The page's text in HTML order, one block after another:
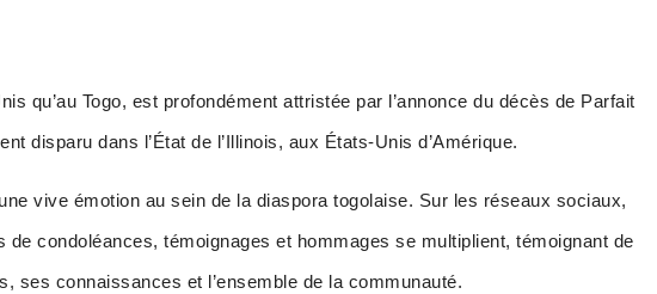
qu’au Togo, est profondément attristée par l’annonce du décès de Parfait
disparu dans l’État de l’Illinois, aux États-Unis d’Amérique.
vive émotion au sein de la diaspora togolaise. Sur les réseaux sociaux,
condoléances, témoignages et hommages se multiplient, témoignant de
ses connaissances et l’ensemble de la communauté.